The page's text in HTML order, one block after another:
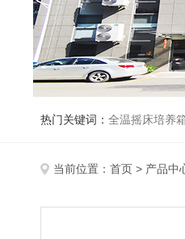
热门关键词： 全温摇床培养
当前位置： 首页 > 产品中